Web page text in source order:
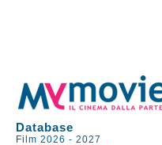
Database
Film 2026 -2027